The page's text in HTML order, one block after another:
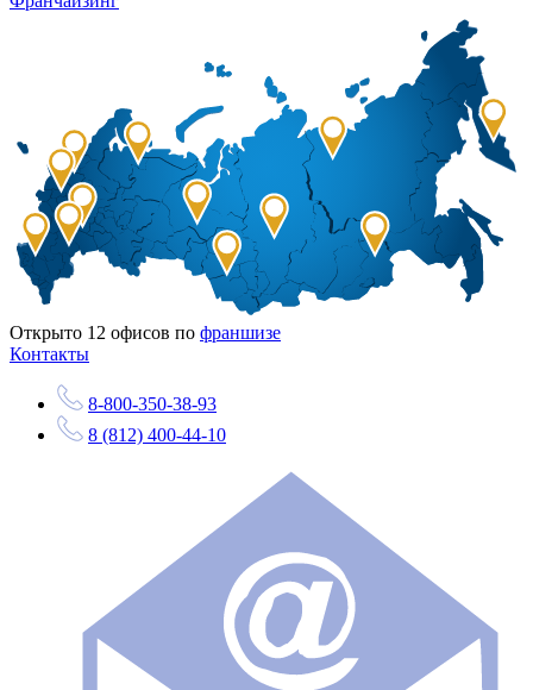
Открыто 12 офисов по франшизе
Контакты
8-800-350-38-93
8 (812) 400-44-10